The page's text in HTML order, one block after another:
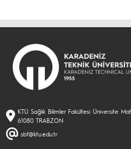
KTÜ Sağlık Bilimler Fakültesi Üniversite
61080 TRABZON
sbf@ktu.edu.tr